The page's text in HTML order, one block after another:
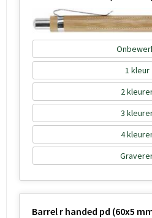
1
2
3
4
Barrel r handed pd (60x5